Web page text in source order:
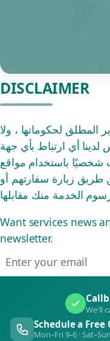
DISCLAIMER
المطلق لحكوماتها ، ولا
أي ارتباط بأي جهة
شخصيًا باستخدام مواقع
طريق زيارة سفارتهم أو
Want services news
newsletter.
We'll
Schedule a Free
Mon–Fri 9–6 ·